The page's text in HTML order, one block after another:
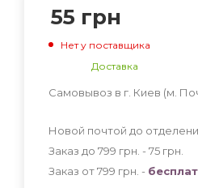
55 грн
Нет у поставщика
Доставка
Самовывоз в г. Киев (м.
Новой почтой до
Заказ до 799 грн. - 75 грн
Заказ от 799 грн. -